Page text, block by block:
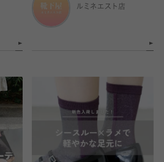
ルミネエスト店